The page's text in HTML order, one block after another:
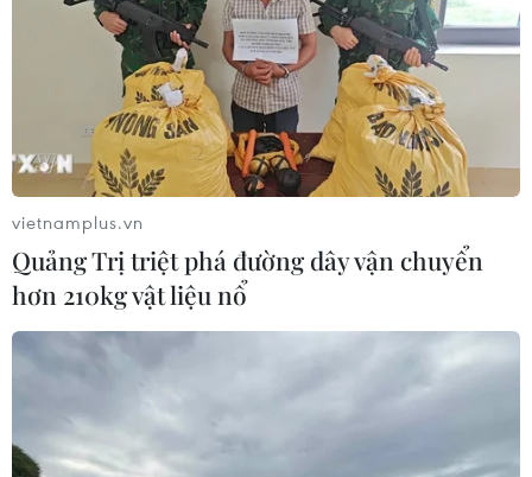
Việc sửa đổi, bổ sung một số điều của Nghị định
06/2022NĐ-CP là cần thiết để triển khai hiệu quả công
tác quản lý về giảm nhẹ phát thải khí nhà kính, phát
triển thị trường carbon và bảo vệ tầng ozone.
vietnamplus.vn
Quảng Trị triệt phá đường dây vận chuyển
hơn 210kg vật liệu nổ